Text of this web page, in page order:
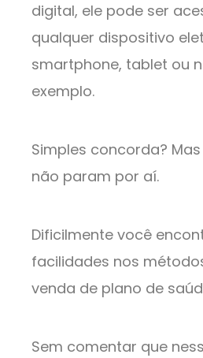
digital, ele pode ser
qualquer dispositivo
smartphone, tablet ou
exemplo.
Simples concorda?
não param por aí.
Dificilmente você
facilidades nos
venda de plano de
Sem comentar que